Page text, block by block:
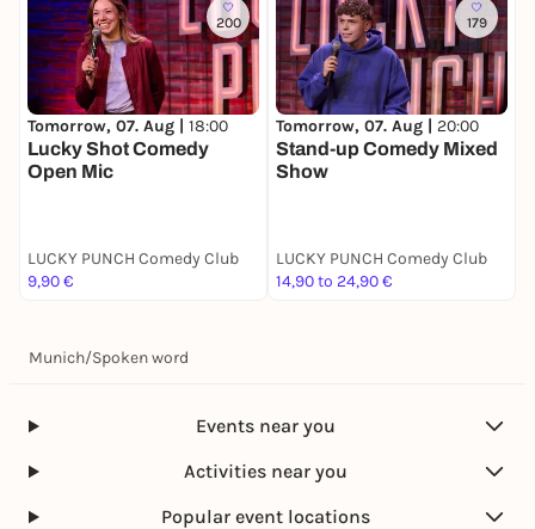
200
Tomorrow, 07. Aug | 18:00
Lucky Shot Comedy
Open Mic
LUCKY PUNCH Comedy Club
9,90 €
179
Tomorrow, 07. Aug | 20:00
Stand-up Comedy Mixed
Show
LUCKY PUNCH Comedy Club
14,90 to 24,90 €
Munich/Spoken word
Events near you
Activities near you
Popular event locations